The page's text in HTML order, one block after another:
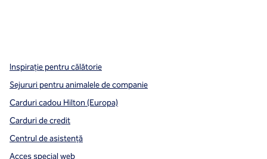
Inspirație pentru călătorie
Sejururi pentru animalele de companie
Carduri cadou Hilton (Europa)
Carduri de credit
Centrul de asistență
Acces special web